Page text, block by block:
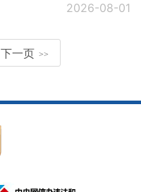
2026-08-01
下一页 >>